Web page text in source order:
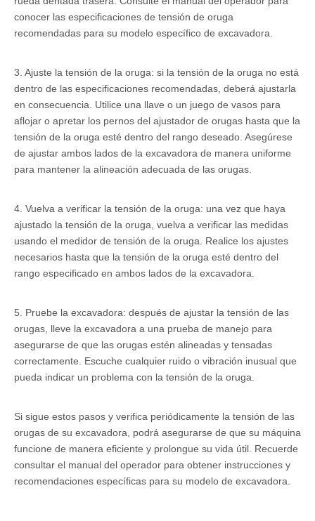
conocer las especificaciones de tensión de oruga
recomendadas para su modelo específico de excavadora.
3. Ajuste la tensión de la oruga: si la tensión de la oruga no está
dentro de las especificaciones recomendadas, deberá ajustarla
en consecuencia. Utilice una llave o un juego de vasos para
aflojar o apretar los pernos del ajustador de orugas hasta que la
tensión de la oruga esté dentro del rango deseado. Asegúrese
de ajustar ambos lados de la excavadora de manera uniforme
para mantener la alineación adecuada de las orugas.
4. Vuelva a verificar la tensión de la oruga: una vez que haya
ajustado la tensión de la oruga, vuelva a verificar las medidas
usando el medidor de tensión de la oruga. Realice los ajustes
necesarios hasta que la tensión de la oruga esté dentro del
rango especificado en ambos lados de la excavadora.
5. Pruebe la excavadora: después de ajustar la tensión de las
orugas, lleve la excavadora a una prueba de manejo para
asegurarse de que las orugas estén alineadas y tensadas
correctamente. Escuche cualquier ruido o vibración inusual que
pueda indicar un problema con la tensión de la oruga.
Si sigue estos pasos y verifica periódicamente la tensión de las
orugas de su excavadora, podrá asegurarse de que su máquina
funcione de manera eficiente y prolongue su vida útil. Recuerde
consultar el manual del operador para obtener instrucciones y
recomendaciones específicas para su modelo de excavadora.